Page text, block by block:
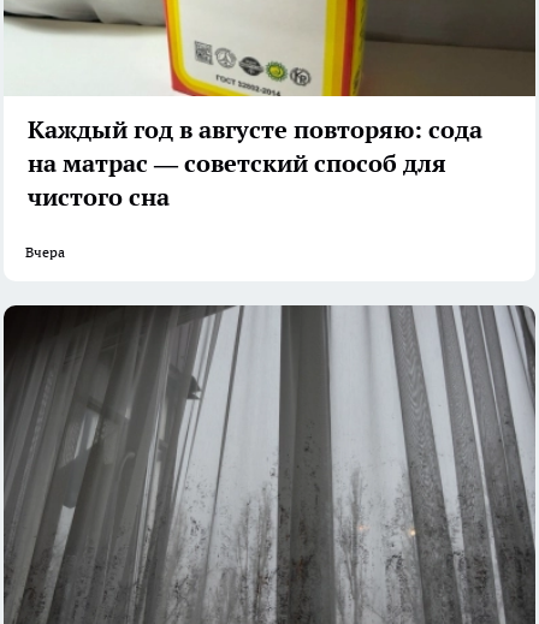
Каждый год в августе повторяю: сода
на матрас — советский способ для
чистого сна
Вчера